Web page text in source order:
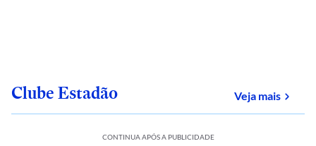
Clube Estadão Veja maissobre
CONTINUA APÓS A PUBLICIDADE